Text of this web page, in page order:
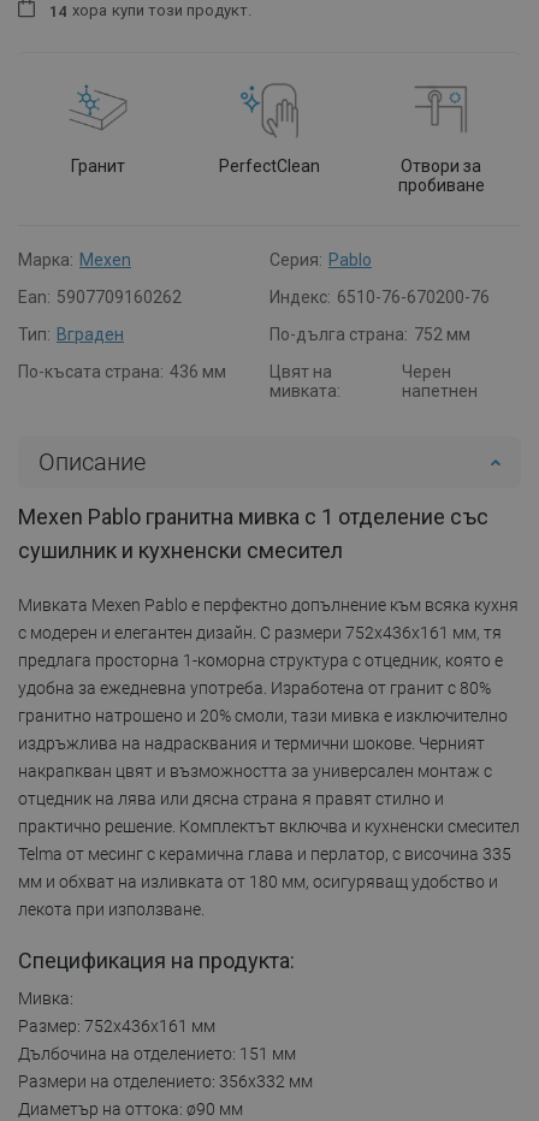
1 4 хора купи този продукт.
Гранит PerfectClean
Отвори за
пробиване
Марка: Mexen Серия: Pablo
Ean: 5907709160262 Индекс: 6510-76-670200-76
Тип: Вграден По-дълга страна: 752 мм
По-късата страна: 436 мм
Цвят на
мивката:
Черен
напетнен
Описание
Mexen Pablo гранитна мивка с 1 отделение със
сушилник и кухненски смесител
Мивката Mexen Pablo е перфектно допълнение към всяка кухня
с модерен и елегантен дизайн. С размери 752x436x161 мм, тя
предлага просторна 1-коморна структура с отцедник, която е
удобна за ежедневна употреба. Изработена от гранит с 80%
гранитно натрошено и 20% смоли, тази мивка е изключително
издръжлива на надрасквания и термични шокове. Черният
накрапкван цвят и възможността за универсален монтаж с
отцедник на лява или дясна страна я правят стилно и
практично решение. Комплектът включва и кухненски смесител
Telma от месинг с керамична глава и перлатор, с височина 335
мм и обхват на изливката от 180 мм, осигуряващ удобство и
лекота при използване.
Спецификация на продукта:
Мивка:
Размер: 752x436x161 мм
Дълбочина на отделението: 151 мм
Размери на отделението: 356x332 мм
Диаметър на оттока: ø90 мм